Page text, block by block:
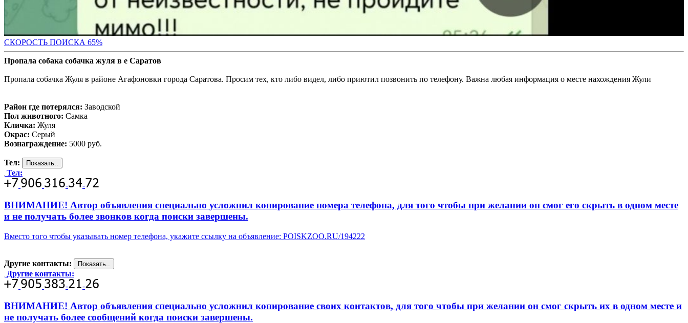
СКОРОСТЬ ПОИСКА 65%
Пропала собака собачка жуля в е Саратов
Пропала собачка Жуля в районе Агафоновки города Саратова. Просим тех, кто либо видел, либо приютил позвонить по телефону. Важна любая информация о месте нахождения Жули
Район где потерялся: Заводской
Пол животного: Самка
Кличка: Жуля
Окрас: Серый
Вознаграждение: 5000 руб.
Тел:
Тел:
-
-
ВНИМАНИЕ! Автор объявления специально усложнил копирование номера телефона, для того чтобы при желании он смог его скрыть в одном месте
и не получать более звонков когда поиски завершены.
Вместо того чтобы указывать номер телефона, укажите ссылку на объявление: POISKZOO.RU/194222
Другие контакты:
Другие контакты:
-
-
ВНИМАНИЕ! Автор объявления специально усложнил копирование своих контактов, для того чтобы при желании он смог скрыть их в одном месте и
не получать более сообщений когда поиски завершены.